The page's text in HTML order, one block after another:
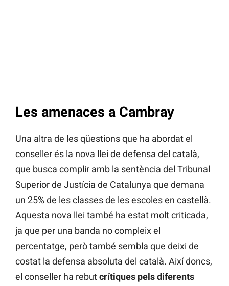
Les amenaces a Cambray
Una altra de les qüestions que ha abordat el
conseller és la nova llei de defensa del català,
que busca complir amb la sentència del Tribunal
Superior de Justícia de Catalunya que demana
un 25% de les classes de les escoles en castellà.
Aquesta nova llei també ha estat molt criticada,
ja que per una banda no compleix el
percentatge, però també sembla que deixi de
costat la defensa absoluta del català. Així doncs,
el conseller ha rebutcrítiques pels diferents